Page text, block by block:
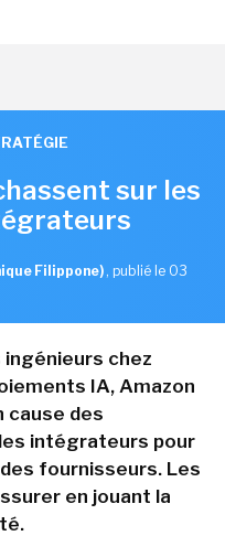
sur les
Filippone) , publié le 03
ingénieurs chez
IA, Amazon
des
intégrateurs pour
fournisseurs. Les
en jouant la